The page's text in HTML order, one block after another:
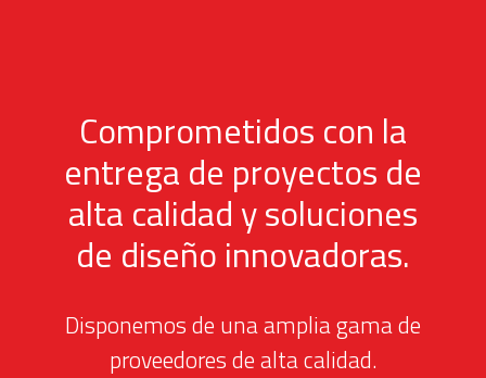
Comprometidos con la
entrega de proyectos de
alta calidad y soluciones
de diseño innovadoras.
Disponemos de una amplia gama de
proveedores de alta calidad.